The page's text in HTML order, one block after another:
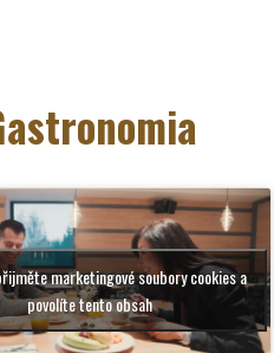
marketingové soubory cookies a
povolíte tento obsah